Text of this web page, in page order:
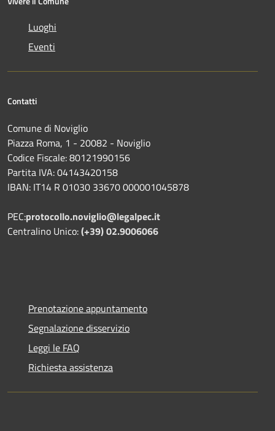
Luoghi
Eventi
Contatti
Comune di Noviglio
Piazza Roma, 1 - 20082 - Noviglio
Codice Fiscale: 80121990156
Partita IVA: 04143420158
IBAN: IT14 R 01030 33670 000001045878
PEC:protocollo.noviglio@legalpec.it
Centralino Unico:(+39) 02.9006066
Prenotazione appuntamento
Segnalazione disservizio
Leggi le FAQ
Richiesta assistenza